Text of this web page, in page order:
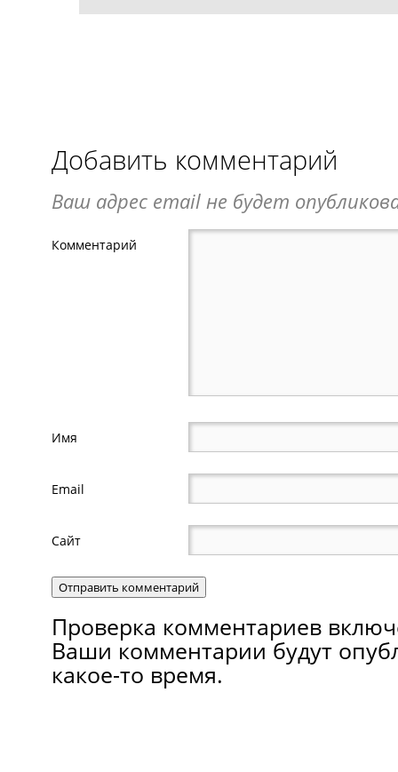
Добавить комментарий
Ваш адрес email не будет
Комментарий
Имя
Email
Сайт
Проверка комментариев
Ваши комментарии будут
какое-то время.